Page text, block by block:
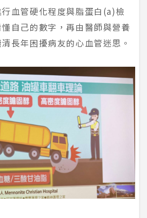
血管硬化程度與脂蛋白(a)檢
自己的數字，再由醫師與營養
長年困擾病友的心血管迷思。